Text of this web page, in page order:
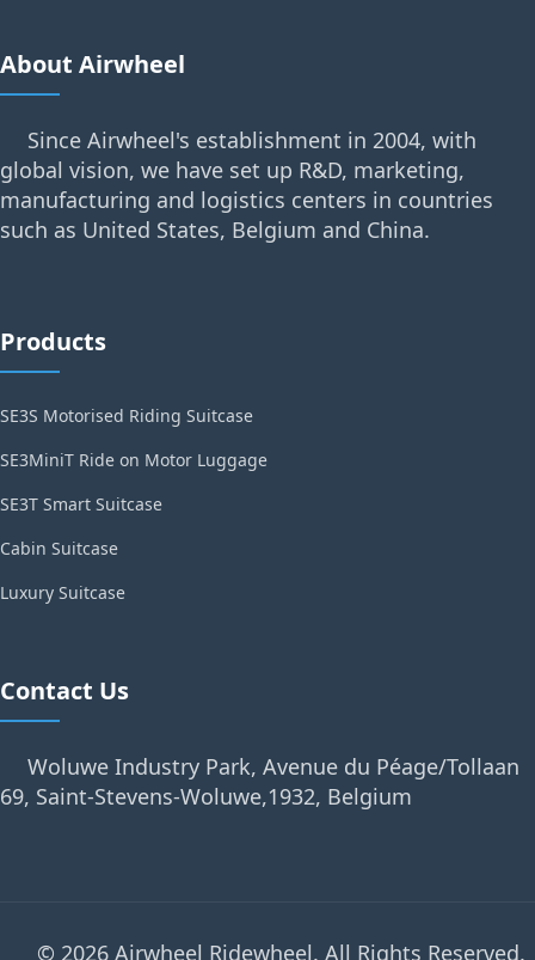
About Airwheel
Since Airwheel's establishment in 2004, with
global vision, we have set up R&D, marketing,
manufacturing and logistics centers in countries
such as United States, Belgium and China.
Products
SE3S Motorised Riding Suitcase
SE3MiniT Ride on Motor Luggage
SE3T Smart Suitcase
Cabin Suitcase
Luxury Suitcase
Contact Us
Woluwe Industry Park, Avenue du Péage/Tollaan
69, Saint-Stevens-Woluwe,1932, Belgium
© 2026 Airwheel Ridewheel. All Rights Reserved.